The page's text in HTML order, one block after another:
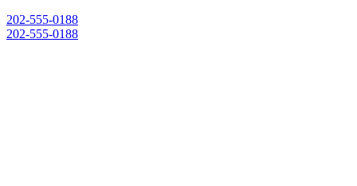
202-555-0188
202-555-0188